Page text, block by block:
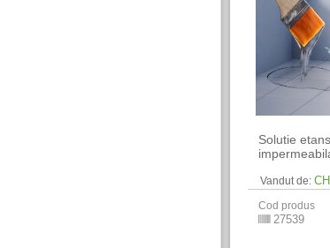
Solutie
Vandut de:
Cod produs
27539